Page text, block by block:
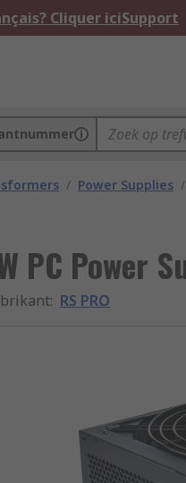
Cliquer iciSupport
/ Power Supplies /
PC Power
: RS PRO